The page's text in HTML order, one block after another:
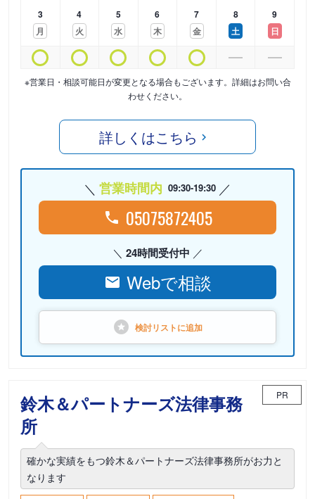
3
月
4
火
5
水
6
木
7
金
8
土
9
日
※営業日・相談可能日が変更となる場合もございます。詳細はお問い合
わせください。
詳しくはこちら
営業時間内 09:30-19:30
05075872405
24時間受付中
Webで相談
検討リストに追加
鈴木＆パートナーズ法律事務
所
PR
確かな実績をもつ鈴木＆パートナーズ法律事務所がお力と
なります